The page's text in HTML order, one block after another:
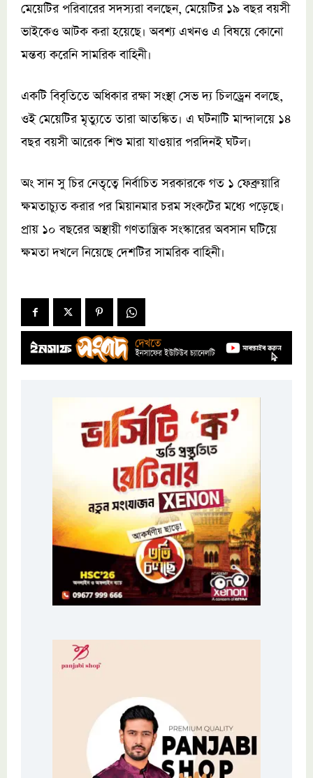
মেয়েটির পরিবারের সদস্যরা বলছেন, মেয়েটির ১৯ বছর বয়সী
ভাইকেও আটক করা হয়েছে। অবশ্য এখনও এ বিষয়ে কোনো
মন্তব্য করেনি সামরিক বাহিনী।
একটি বিবৃতিতে অধিকার রক্ষা সংস্থা সেভ দ্য চিলড্রেন বলছে,
ওই মেয়েটির মৃত্যুতে তারা আতঙ্কিত। এ ঘটনাটি মান্দালয়ে ১৪
বছর বয়সী আরেক শিশু মারা যাওয়ার পরদিনই ঘটল।
অং সান সু চির নেতৃত্বে নির্বাচিত সরকারকে গত ১ ফেব্রুয়ারি
ক্ষমতাচ্যুত করার পর মিয়ানমার চরম সংকটের মধ্যে পড়েছে।
প্রায় ১০ বছরের অস্থায়ী গণতান্ত্রিক সংস্কারের অবসান ঘটিয়ে
ক্ষমতা দখলে নিয়েছে দেশটির সামরিক বাহিনী।